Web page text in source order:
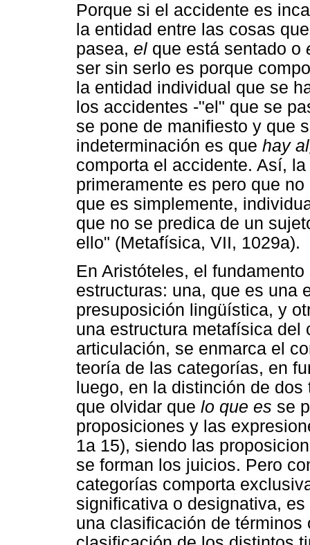
Porque si el accidente es
la entidad entre las cosas
pasea, el que está sentado o
ser sin serlo es porque
la entidad individual que se
los accidentes -"el" que se
se pone de manifiesto y que
indeterminación es que hay
comporta el accidente. Así,
primeramente es pero que
que es simplemente,
que no se predica de un
ello" (Metafísica, VII, 1029a).
En Aristóteles, el
estructuras: una, que es una
presuposición lingüística, y
una estructura metafísica del
articulación, se enmarca el
teoría de las categorías, en
luego, en la distinción de
que olvidar que lo que es se
proposiciones y las
1a 15), siendo las
se forman los juicios. Pero
categorías comporta
significativa o designativa,
una clasificación de